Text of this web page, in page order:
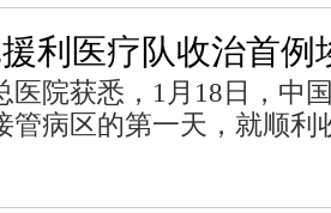
利医疗队收治首例
医院获悉，1月18日，中
管病区的第一天，就顺利